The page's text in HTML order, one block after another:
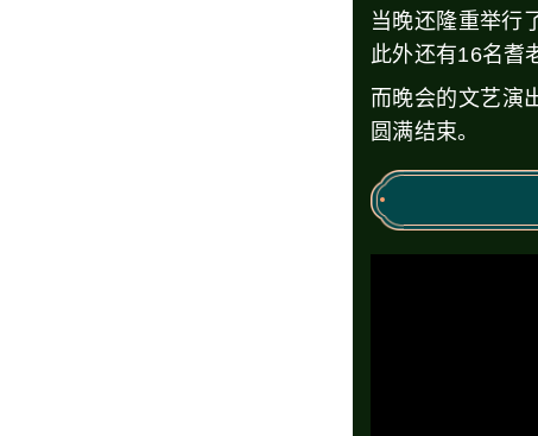
当晚还隆重举行
此外还有16名耆
而晚会的文艺演
圆满结束。